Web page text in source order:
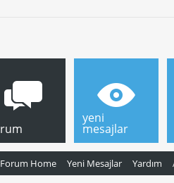
Forum Home Yeni Mesajlar Yardım
yeni
mesajlar